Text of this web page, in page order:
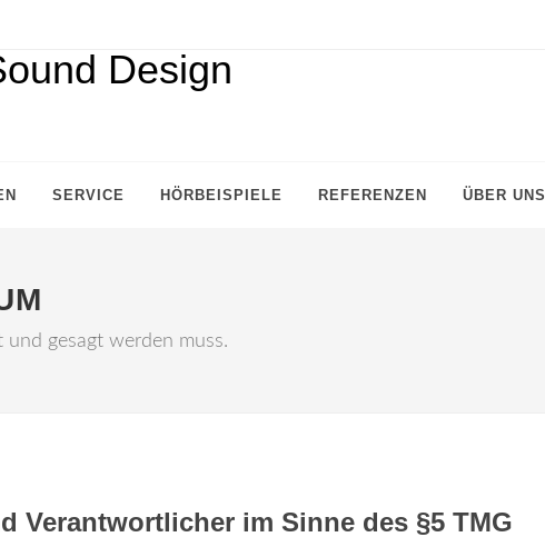
SERVICE HÖRBEISPIELE REFERENZEN ÜBER UNS
und gesagt werden muss.
Verantwortlicher im Sinne des §5 TMG